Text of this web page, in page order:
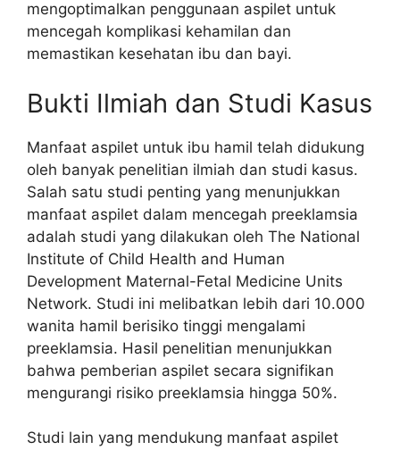
mengoptimalkan penggunaan aspilet untuk
mencegah komplikasi kehamilan dan
memastikan kesehatan ibu dan bayi.
Bukti Ilmiah dan Studi Kasus
Manfaat aspilet untuk ibu hamil telah didukung
oleh banyak penelitian ilmiah dan studi kasus.
Salah satu studi penting yang menunjukkan
manfaat aspilet dalam mencegah preeklamsia
adalah studi yang dilakukan oleh The National
Institute of Child Health and Human
Development Maternal-Fetal Medicine Units
Network. Studi ini melibatkan lebih dari 10.000
wanita hamil berisiko tinggi mengalami
preeklamsia. Hasil penelitian menunjukkan
bahwa pemberian aspilet secara signifikan
mengurangi risiko preeklamsia hingga 50%.
Studi lain yang mendukung manfaat aspilet